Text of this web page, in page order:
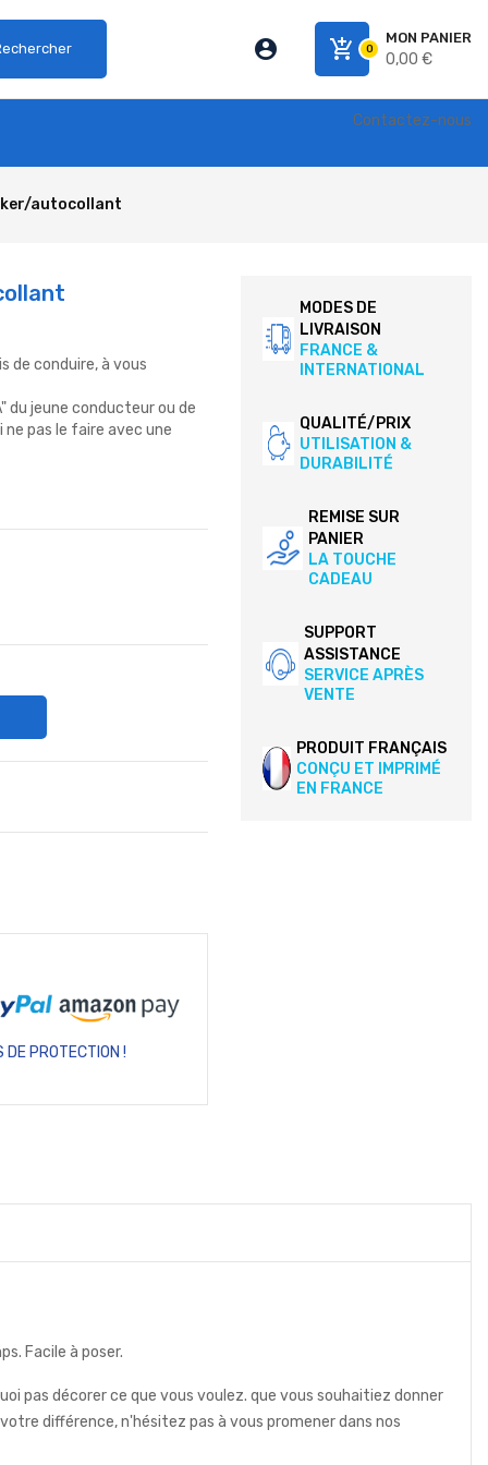
add_shopping_cart 0
MON PANIER
0,00 €
account_circle
Contactez-nous
autocollant
de conduire, à vous
du jeune conducteur ou de
pas le faire avec une
PROTECTION !
MODES DE
LIVRAISON
FRANCE &
INTERNATIONAL
QUALITÉ/PRIX
UTILISATION &
DURABILITÉ
REMISE SUR
PANIER
LA TOUCHE
CADEAU
SUPPORT
ASSISTANCE
SERVICE APRÈS
VENTE
PRODUIT FRANÇAIS
CONÇU ET IMPRIMÉ
EN FRANCE
Facile à poser.
pas décorer ce que vous voulez. que vous souhaitiez donner
différence, n'hésitez pas à vous promener dans nos